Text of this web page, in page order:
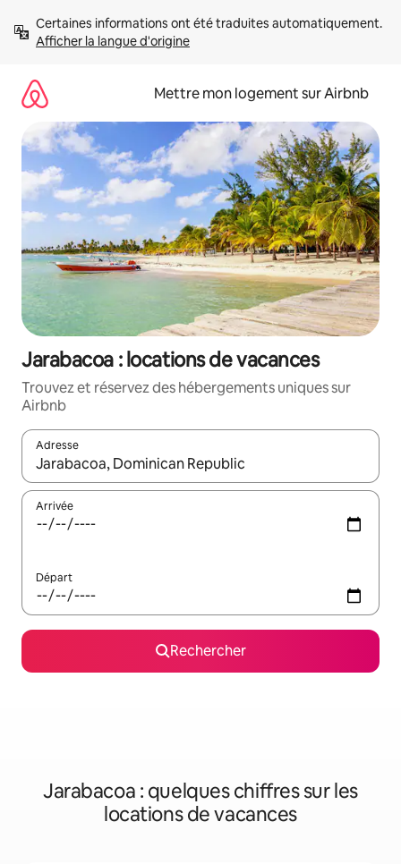
directement
Afficher la langue d'origine
Mettre mon logement sur Airbnb
Jarabacoa : locations de vacances
Trouvez et réservez des hébergements uniques sur
Airbnb
Adresse
Lorsque les résultats s'affichent, utilisez les flèches vers le
Arrivée
Départ
Rechercher
Jarabacoa : quelques chiffres sur les
locations de vacances